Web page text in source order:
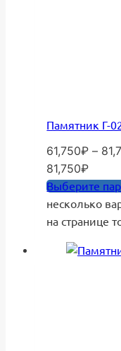
Памятник Г-
61,750₽ –
81,750₽
Выберите
несколько
на странице